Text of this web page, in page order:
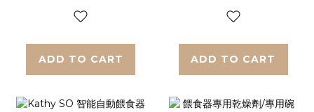
ADD TO CART ADD TO CART